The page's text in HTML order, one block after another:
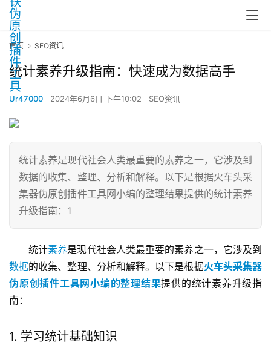
首页 SEO资讯
统计素养升级指南：快速成为数据高手
Ur47000 2024年6月6日 下午10:02 SEO资讯
统计素养是现代社会人类最重要的素养之一，它涉及到
数据的收集、整理、分析和解释。以下是根据火车头采
集器伪原创插件工具网小编的整理结果提供的统计素养
升级指南：1
统计素养是现代社会人类最重要的素养之一，它涉及到
数据的收集、整理、分析和解释。以下是根据火车头采集器
伪原创插件工具网小编的整理结果提供的统计素养升级指
南：
1. 学习统计基础知识